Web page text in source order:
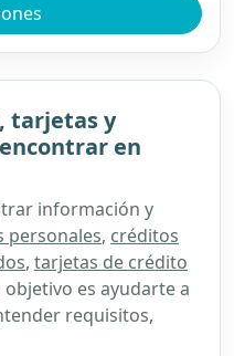
tarjetas y
en
información y
personales, créditos
, tarjetas de crédito
objetivo es ayudarte a
requisitos,